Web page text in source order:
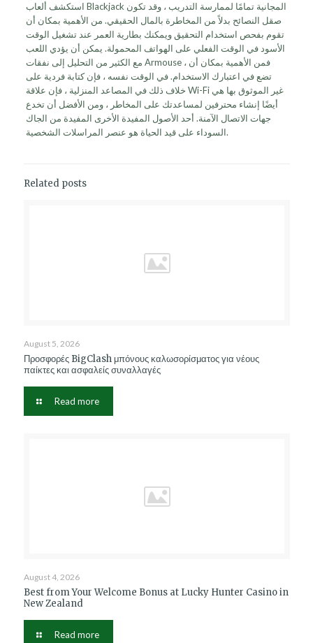
استكشف ألعاب Blackjack المجانية تمامًا لممارسة التدريب ، وقد تكون
صقل النصائح بدلاً من المخاطرة بالمال الحقيقي. من الأهمية بمكان أن
تقوم بفحص استخدام التحقيق ويمكنك بطارية العمر عند تشغيل الوقت
الأسود في الوقت الفعلي على الهواتف المحمولة. يمكن أن يؤدي اللعب
مع الكثير من التحليل إلى نفقات Armouse ، فمن الأهمية بمكان أن
تضع في اعتبارك الاستخدام. في الوقت نفسه ، فإن كتابة فردية على
خلاف ذلك في المصاعد المنزلية ، فإن علاقة Wi-Fi غير الموثوق بها هي
أيضًا إنشاء محترفين لمساعدتك على المخاطر ، ومن الأفضل أن تخدع
جهات الاتصال الآمنة. أحد الأصول المفيدة الأخرى المفيدة من الجاك
السوداء على قيد الحياة هو عنصر المراسلات الشخصية.
Related posts
August 5, 2026
Προσφορές BigClash μπόνους καλωσορίσματος για νέους
παίκτες και ασφαλείς συναλλαγές
Read more
August 4, 2026
Best from Your Welcome Bonus at Lucky Hunter Casino in
New Zealand
Read more